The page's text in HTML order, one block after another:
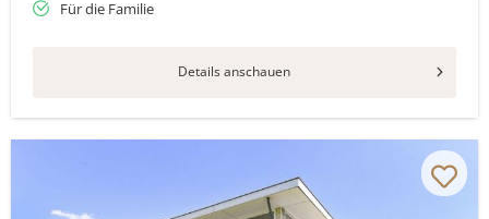
Für die Familie
Details anschauen